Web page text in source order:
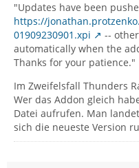
"Updates have been
https://
01909230901.xpi
--
automatically when the
Thanks for your patience."
Im Zweifelsfall Thunders
Wer das Addon gleich
Datei aufrufen. Man
sich die neueste Version